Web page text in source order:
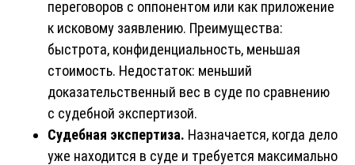
переговоров с оппонентом или как приложение
к исковому заявлению. Преимущества:
быстрота, конфиденциальность, меньшая
стоимость. Недостаток: меньший
доказательственный вес в суде по сравнению
с судебной экспертизой.
Судебная экспертиза. Назначается, когда дело
уже находится в суде и требуется максимально